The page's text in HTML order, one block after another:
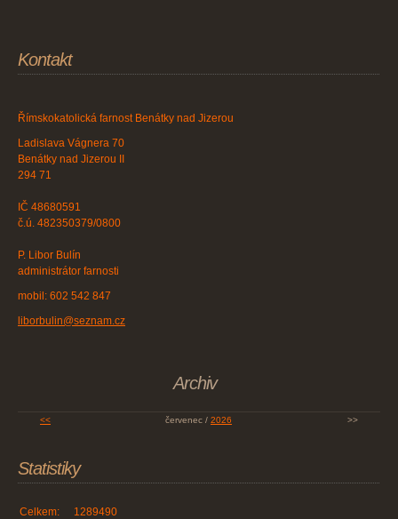
Kontakt
Římskokatolická farnost Benátky nad Jizerou
Ladislava Vágnera 70
Benátky nad Jizerou II
294 71
IČ 48680591
č.ú. 482350379/0800
P. Libor Bulín
administrátor farnosti
mobil: 602 542 847
liborbulin@seznam.cz
Archiv
<< červenec / 2026 >>
Statistiky
Celkem: 1289490